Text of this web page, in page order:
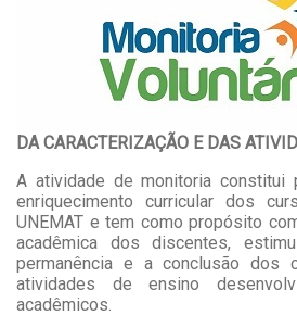
DA CARACTERIZAÇÃO E DAS
A atividade de monitoria constitui
enriquecimento curricular dos
UNEMAT e tem como propósito
acadêmica dos discentes,
permanência e a conclusão dos
atividades de ensino
acadêmicos.